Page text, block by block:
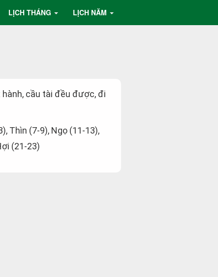
LỊCH THÁNG LỊCH NĂM
hành, cầu tài đều được, đi
Thìn (7-9), Ngọ (11-13),
(21-23)